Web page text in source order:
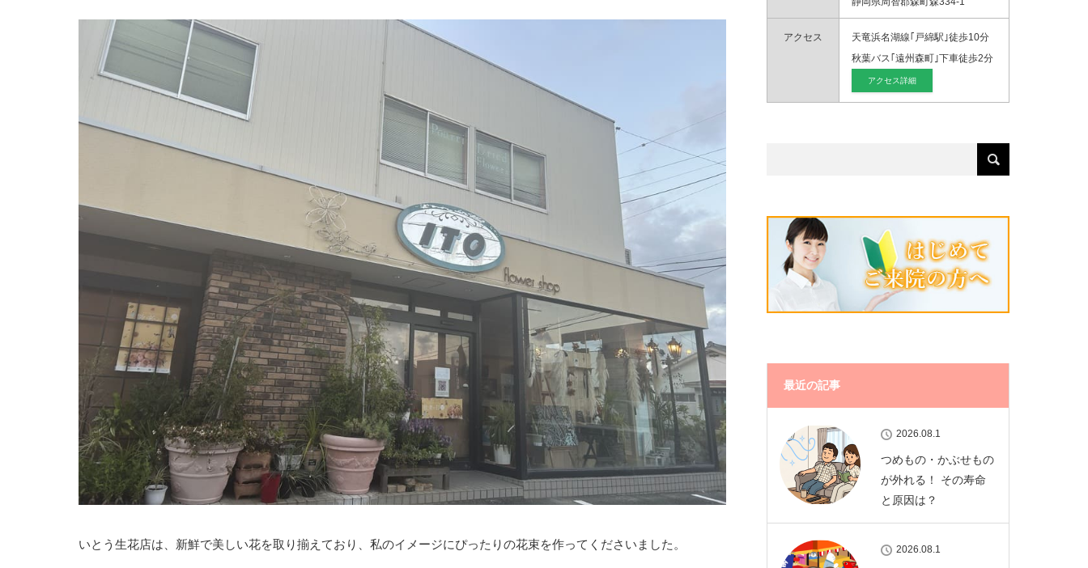
いとう生花店は、新鮮で美しい花を取り揃えており、私のイメージにぴったりの花束を作ってくださいました。
アクセス
天竜浜名湖線｢戸綿駅｣徒歩10分
秋葉バス｢遠州森町｣下車徒歩2分
アクセス詳細
最近の記事
2026.08.1
つめもの・かぶせもの
が外れる！ その寿命
と原因は？
2026.08.1